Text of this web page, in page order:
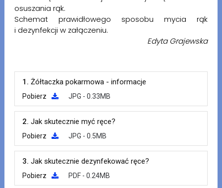
osuszania rąk.
Schemat prawidłowego sposobu mycia rąk
i dezynfekcji w załączeniu.
Edyta Grajewska
1. Żółtaczka pokarmowa - informacje
Pobierz JPG - 0.33MB
2. Jak skutecznie myć ręce?
Pobierz JPG - 0.5MB
3. Jak skutecznie dezynfekować ręce?
Pobierz PDF - 0.24MB